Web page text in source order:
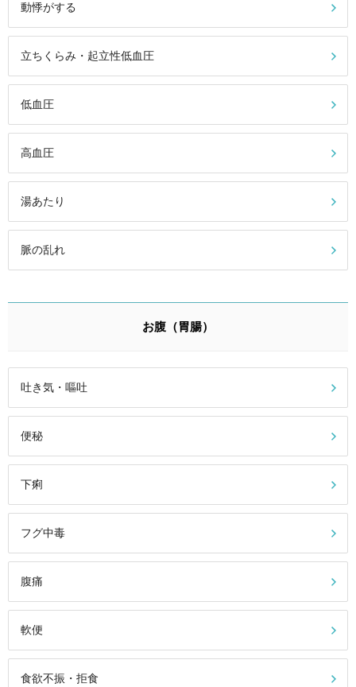
動悸がする
立ちくらみ・起立性低血圧
低血圧
高血圧
湯あたり
脈の乱れ
お腹（胃腸）
吐き気・嘔吐
便秘
下痢
フグ中毒
腹痛
軟便
食欲不振・拒食